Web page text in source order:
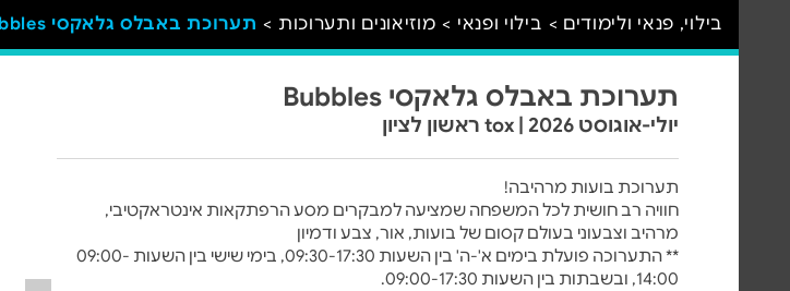
בילוי, פנאי ולימודים > בילוי ופנאי > מוזיאונים ותערוכות > תערוכת באבלס גלאקסי Bubbles
תערוכת באבלס גלאקסי Bubbles
יולי-אוגוסט 2026 | tox ראשון לציון
תערוכת בועות מרהיבה!
חוויה רב חושית לכל המשפחה שמציעה למבקרים מסע הרפתקאות אינטראקטיבי,
מרהיב וצבעוני בעולם קסום של בועות, אור, צבע ודמיון
** התערוכה פועלת בימים א'-ה' בין השעות 09:30-17:30, בימי שישי בין השעות 09:00-
14:00, ובשבתות בין השעות 09:00-17:30.